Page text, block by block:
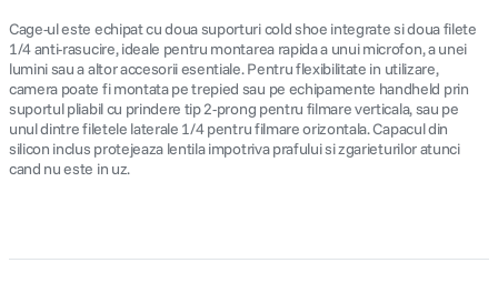
Cage-ul este echipat cu doua suporturi cold shoe integrate si doua filete
1/4 anti-rasucire, ideale pentru montarea rapida a unui microfon, a unei
lumini sau a altor accesorii esentiale. Pentru flexibilitate in utilizare,
camera poate fi montata pe trepied sau pe echipamente handheld prin
suportul pliabil cu prindere tip 2-prong pentru filmare verticala, sau pe
unul dintre filetele laterale 1/4 pentru filmare orizontala. Capacul din
silicon inclus protejeaza lentila impotriva prafului si zgarieturilor atunci
cand nu este in uz.